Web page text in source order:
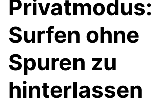
Privatmodus:
Surfen ohne
Spuren zu
hinterlassen